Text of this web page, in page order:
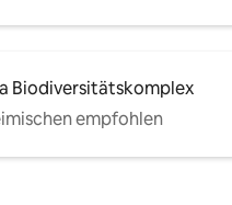
Biodiversitätskomplex
empfohlen